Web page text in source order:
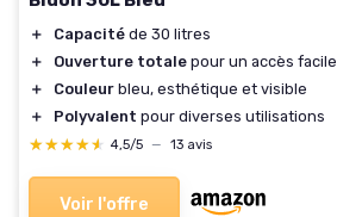
＋ Capacité de 30 litres
＋
Ouverture totale pour un accès facile
＋
Couleur bleu, esthétique et visible
＋
Polyvalent pour diverses utilisations
★★★★★
★★★★★ 4,5/5 — 13 avis
Voir l'offre